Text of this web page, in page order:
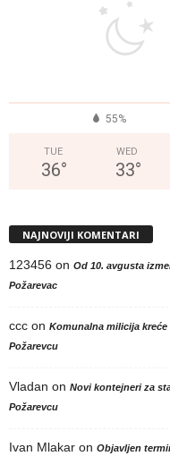
55%
TUE
36°
WED
33°
NAJNOVIJI KOMENTARI
123456 on Od 10. avgusta
Požarevac
ccc on Komunalna milicija
Požarevcu
Vladan on Novi kontejneri za
Požarevcu
Ivan Mlakar on Objavljen